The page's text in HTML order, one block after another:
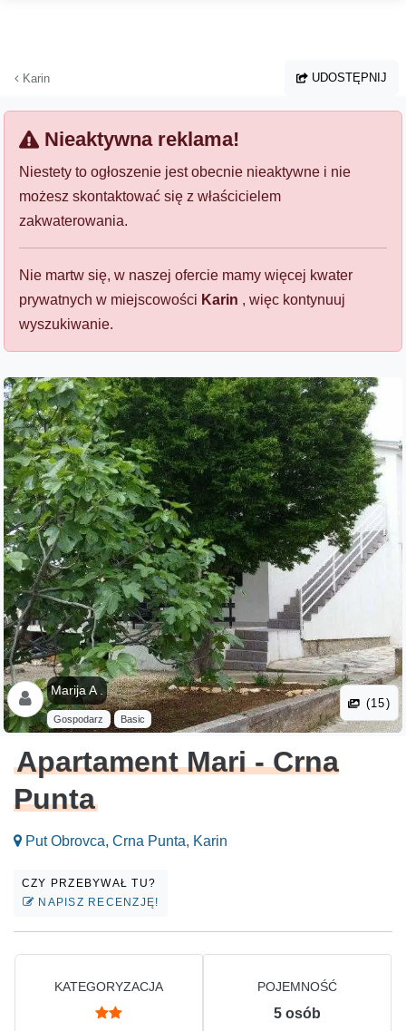
Karin UDOSTĘPNIJ
Nieaktywna reklama!
Niestety to ogłoszenie jest obecnie nieaktywne i nie
możesz skontaktować się z właścicielem
zakwaterowania.
Nie martw się, w naszej ofercie mamy więcej kwater
prywatnych w miejscowości Karin , więc kontynuuj
wyszukiwanie.
Marija A .
Gospodarz Basic
(15)
Apartament Mari - Crna
Punta
Put Obrovca, Crna Punta, Karin
CZY PRZEBYWAŁ TU?
NAPISZ RECENZJĘ!
KATEGORYZACJA POJEMNOŚĆ
5 osób